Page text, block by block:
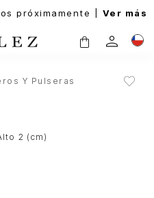
próximamente | Ver más
Y Pulseras
alto 2 (cm)